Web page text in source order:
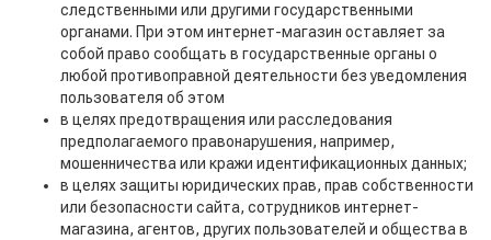
следственными или другими государственными
органами. При этом интернет-магазин оставляет за
собой право сообщать в государственные органы о
любой противоправной деятельности без уведомления
пользователя об этом
в целях предотвращения или расследования
предполагаемого правонарушения, например,
мошенничества или кражи идентификационных данных;
в целях защиты юридических прав, прав собственности
или безопасности сайта, сотрудников интернет-
магазина, агентов, других пользователей и общества в